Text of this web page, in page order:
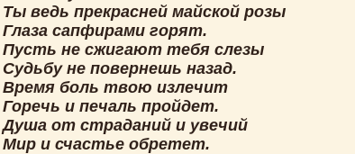
Ты ведь прекрасней майской розы
Глаза сапфирами горят.
Пусть не сжигают тебя слезы
Судьбу не повернешь назад.
Время боль твою излечит
Горечь и печаль пройдет.
Душа от страданий и увечий
Мир и счастье обретет.